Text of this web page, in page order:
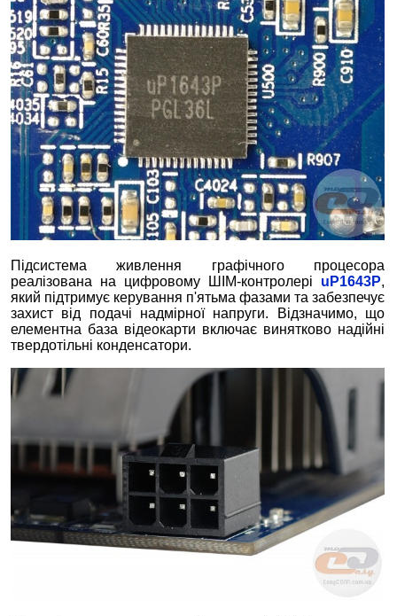
Підсистема живлення графічного процесора
реалізована на цифровому ШІМ-контролері uP1643P,
який підтримує керування п'ятьма фазами та забезпечує
захист від подачі надмірної напруги. Відзначимо, що
елементна база відеокарти включає винятково надійні
твердотільні конденсатори.